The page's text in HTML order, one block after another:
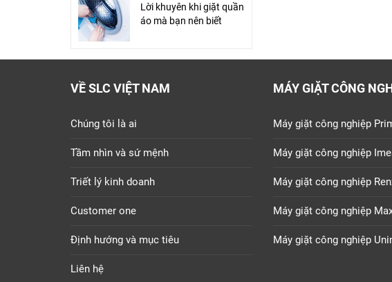
Lời khuyên khi giặt quần
áo mà bạn nên biết
VỀ SLC VIỆT NAM
Chúng tôi là ai
Tầm nhìn và sứ mệnh
Triết lý kinh doanh
Customer one
Định hướng và mục tiêu
Liên hệ
MÁY GIẶT CÔNG
Máy giặt công nghiệp
Máy giặt công nghiệp
Máy giặt công nghiệp
Máy giặt công nghiệp
Máy giặt công nghiệp